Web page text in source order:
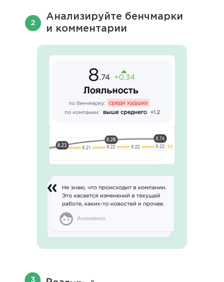
Анализируйте бенчмарки
и комментарии